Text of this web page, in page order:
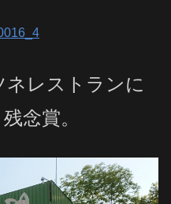
レストランに
念賞。